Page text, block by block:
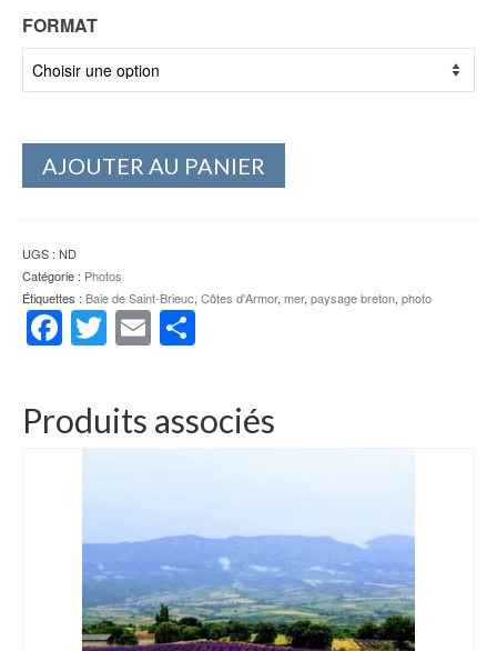
FORMAT
AJOUTER AU PANIER
UGS : ND
Catégorie : Photos
Étiquettes : Baie de Saint-Brieuc, Côtes d'Armor, mer, paysage breton, photo
Facebook
Twitter
Email
Produits associés